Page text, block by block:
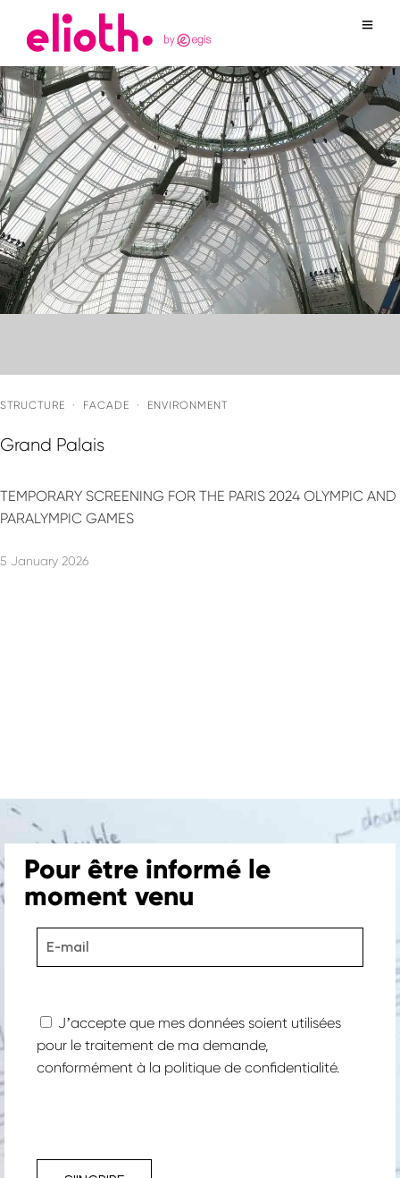
STRUCTURE · FACADE · ENVIRONMENT
Grand Palais
TEMPORARY SCREENING FOR THE PARIS 2024 OLYMPIC AND
PARALYMPIC GAMES
5 January 2026
Pour être informé le
moment venu
Jʼaccepte que mes données soient utilisées
pour le traitement de ma demande,
conformément à la politique de confidentialité.